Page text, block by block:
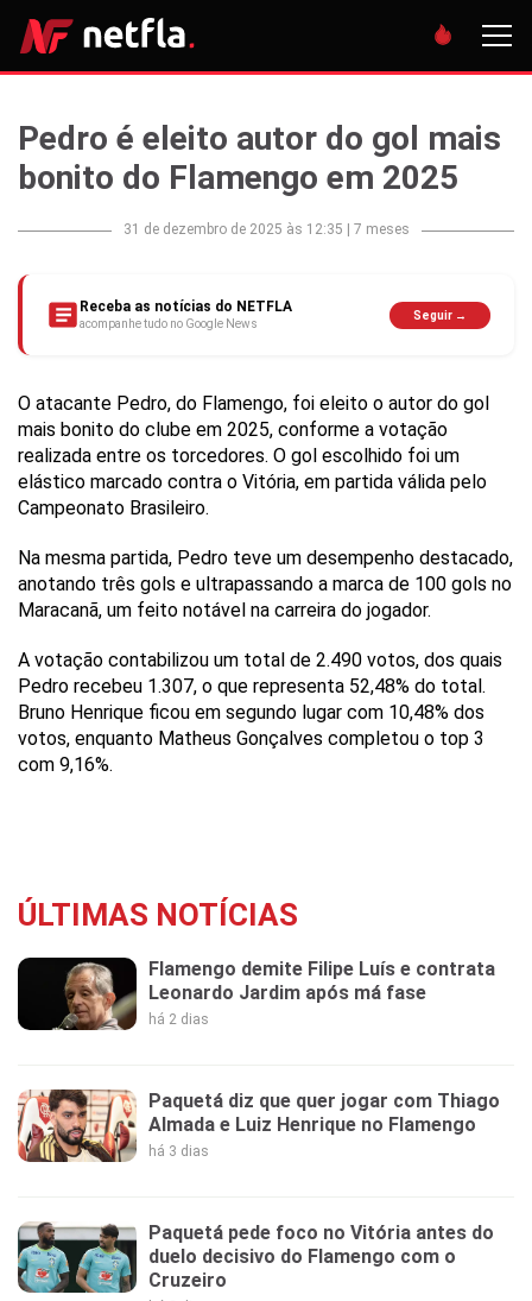
Pedro é eleito autor do gol mais
bonito do Flamengo em 2025
31 de dezembro de 2025 às 12:35 7 meses
Receba as notícias do NETFLA
acompanhe tudo no Google News
Seguir →
O atacante Pedro, do Flamengo, foi eleito o autor do gol
mais bonito do clube em 2025, conforme a votação
realizada entre os torcedores. O gol escolhido foi um
elástico marcado contra o Vitória, em partida válida pelo
Campeonato Brasileiro.
Na mesma partida, Pedro teve um desempenho destacado,
anotando três gols e ultrapassando a marca de 100 gols no
Maracanã, um feito notável na carreira do jogador.
A votação contabilizou um total de 2.490 votos, dos quais
Pedro recebeu 1.307, o que representa 52,48% do total.
Bruno Henrique ficou em segundo lugar com 10,48% dos
votos, enquanto Matheus Gonçalves completou o top 3
com 9,16%.
ÚLTIMAS NOTÍCIAS
Flamengo demite Filipe Luís e contrata
Leonardo Jardim após má fase
há 2 dias
Paquetá diz que quer jogar com Thiago
Almada e Luiz Henrique no Flamengo
há 3 dias
Paquetá pede foco no Vitória antes do
duelo decisivo do Flamengo com o
Cruzeiro